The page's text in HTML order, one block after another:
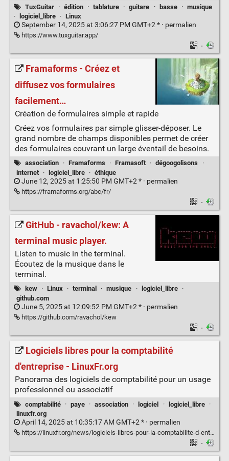
TuxGuitar · édition · tablature · guitare · basse · musique
·
logiciel_libre · Linux
September 14, 2025 at 3:06:27 PM GMT+2 * · permalien
https://www.tuxguitar.app/
·
Framaforms - Créez et
diffusez vos formulaires
facilement…
Création de formulaires simple et rapide
Créez vos formulaires par simple glisser-déposer. Le
grand nombre de champs disponibles permet de créer
des formulaires couvrant un large éventail de besoins.
association · Framaforms · Framasoft · dégoogolisons
·
internet
· logiciel_libre · éthique
June 12, 2025 at 1:25:50 PM GMT+2 * · permalien
https://framaforms.org/abc/fr/
·
GitHub - ravachol/kew: A
terminal music player.
Listen to music in the terminal.
Écoutez de la musique dans le
terminal.
kew · Linux · terminal · musique · logiciel_libre
·
github.com
June 5, 2025 at 12:09:52 PM GMT+2 * · permalien
https://github.com/ravachol/kew
·
Logiciels libres pour la comptabilité
d'entreprise - LinuxFr.org
Panorama des logiciels de comptabilité pour un usage
professionnel ou associatif
comptabilité · paye · association · logiciel · logiciel_libre
·
linuxfr.org
April 14, 2025 at 10:35:17 AM GMT+2 * · permalien
https://linuxfr.org/news/logiciels-libres-pour-la-comptabilite-d-entreprise
·